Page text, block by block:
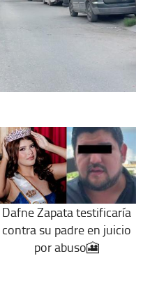
Dafne Zapata testificaría
contra su padre en juicio
por abuso🎦